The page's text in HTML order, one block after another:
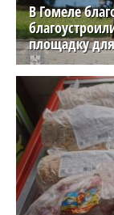
В Гомеле
площадку